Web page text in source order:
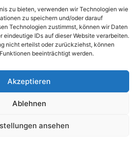
zu bieten, verwenden wir Technologien wie
zu speichern und/oder darauf
Technologien zustimmst, können wir Daten
eindeutige IDs auf dieser Website verarbeiten.
nicht erteilst oder zurückziehst, können
beeinträchtigt werden.
Akzeptieren
Ablehnen
ansehen
Öffentlichkeit seither mit
Produkten. An
in einer kleinen Großstadt
über 2.000 Menschen
Stadtbewohner in
Benutzer solltest du
für deine Website erstellen.